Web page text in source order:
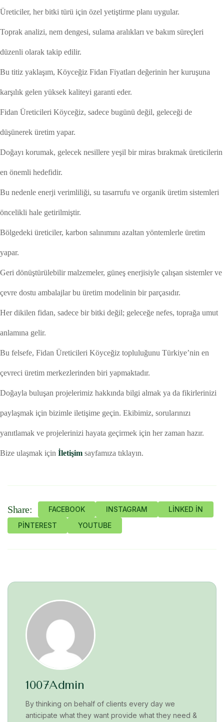
Üreticiler, her bitki türü için özel yetiştirme planı uygular.
Toprak analizi, nem dengesi, sulama aralıkları ve bakım süreçleri
düzenli olarak takip edilir.
Bu titiz yaklaşım, Köyceğiz Fidan Fiyatları değerinin her kuruşuna
karşılık gelen yüksek kaliteyi garanti eder.
Fidan Üreticileri Köyceğiz, sadece bugünü değil, geleceği de
düşünerek üretim yapar.
Doğayı korumak, gelecek nesillere yeşil bir miras bırakmak üreticilerin
en önemli hedefidir.
Bu nedenle enerji verimliliği, su tasarrufu ve organik üretim sistemleri
öncelikli hale getirilmiştir.
Bölgedeki üreticiler, karbon salınımını azaltan yöntemlerle üretim
yapar.
Geri dönüştürülebilir malzemeler, güneş enerjisiyle çalışan sistemler ve
çevre dostu ambalajlar bu üretim modelinin bir parçasıdır.
Her dikilen fidan, sadece bir bitki değil; geleceğe nefes, toprağa umut
anlamına gelir.
Bu felsefe, Fidan Üreticileri Köyceğiz topluluğunu Türkiye’nin en
çevreci üretim merkezlerinden biri yapmaktadır.
Doğayla buluşan projelerimiz hakkında bilgi almak ya da fikirlerinizi
paylaşmak için bizimle iletişime geçin. Ekibimiz, sorularınızı
yanıtlamak ve projelerinizi hayata geçirmek için her zaman hazır.
Bize ulaşmak için İletişim sayfamıza tıklayın.
Share: FACEBOOK INSTAGRAM
LINKED IN
PINTEREST
YOUTUBE
1007Admin
By thinking on behalf of clients every day we
anticipate what they want provide what they need &